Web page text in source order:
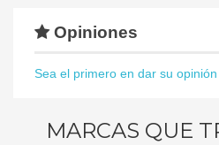
Opiniones
Sea el primero en dar su opinión
MARCAS QUE